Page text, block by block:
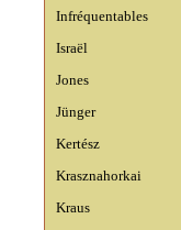
Infréquentables
Israël
Jones
Jünger
Kertész
Krasznahorkai
Kraus